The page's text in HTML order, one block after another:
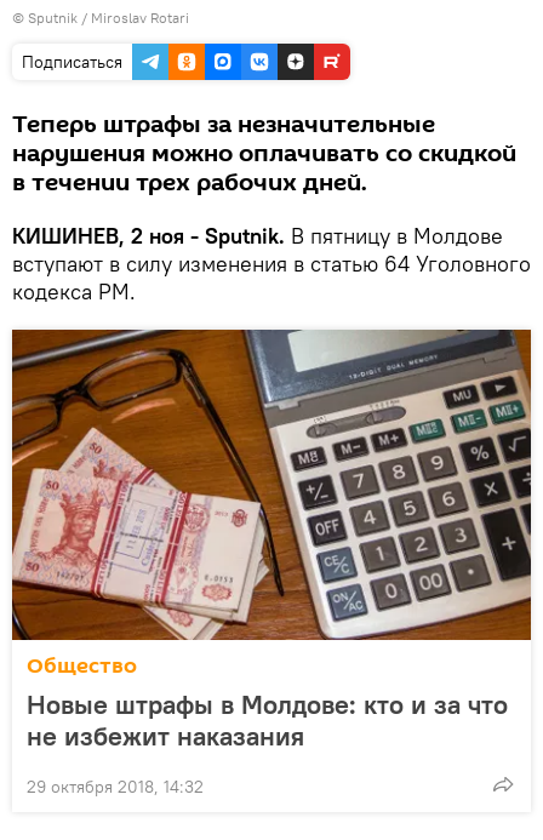
© Sputnik / Miroslav Rotari
Подписаться
Теперь штрафы за незначительные
нарушения можно оплачивать со скидкой
в течении трех рабочих дней.
КИШИНЕВ, 2 ноя - Sputnik. В пятницу в Молдове
вступают в силу изменения в статью 64 Уголовного
кодекса РМ.
Общество
Новые штрафы в Молдове: кто и за что
не избежит наказания
29 октября 2018, 14:32